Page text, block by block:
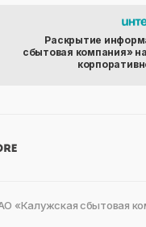
Раскрытие
сбытовая компания»
«Калужская сбытовая